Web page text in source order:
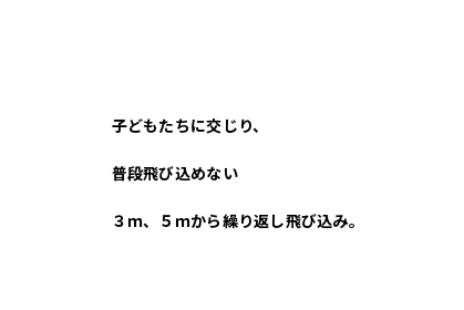
子どもたちに交じり、
普段飛び込めない
３ｍ、５ｍから繰り返し飛び込み。